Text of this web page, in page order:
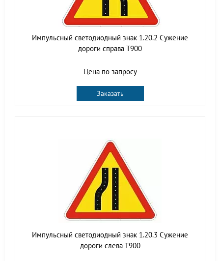
Импульсный светодиодный знак 1.20.2 Сужение
дороги справа Т900
Цена по запросу
Заказать
Импульсный светодиодный знак 1.20.3 Сужение
дороги слева Т900